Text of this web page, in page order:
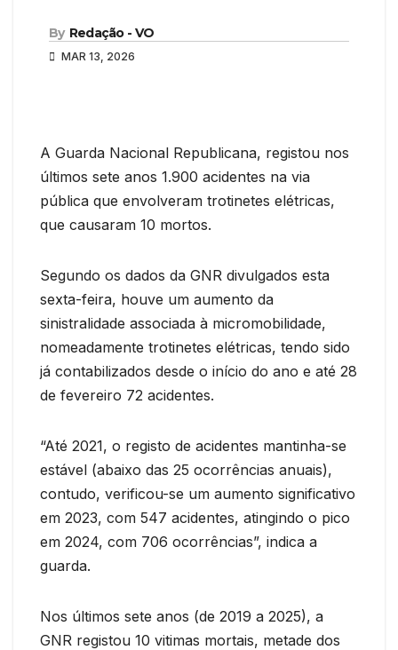
By Redação - VO
MAR 13, 2026
A Guarda Nacional Republicana, registou nos
últimos sete anos 1.900 acidentes na via
pública que envolveram trotinetes elétricas,
que causaram 10 mortos.
Segundo os dados da GNR divulgados esta
sexta-feira, houve um aumento da
sinistralidade associada à micromobilidade,
nomeadamente trotinetes elétricas, tendo sido
já contabilizados desde o início do ano e até 28
de fevereiro 72 acidentes.
“Até 2021, o registo de acidentes mantinha-se
estável (abaixo das 25 ocorrências anuais),
contudo, verificou-se um aumento significativo
em 2023, com 547 acidentes, atingindo o pico
em 2024, com 706 ocorrências”, indica a
guarda.
Nos últimos sete anos (de 2019 a 2025), a
GNR registou 10 vitimas mortais, metade dos